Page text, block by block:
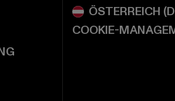
COOKIE-